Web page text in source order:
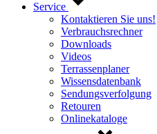
Service
Kontaktieren Sie uns!
Verbrauchsrechner
Downloads
Videos
Terrassenplaner
Wissensdatenbank
Sendungsverfolgung
Retouren
Onlinekataloge